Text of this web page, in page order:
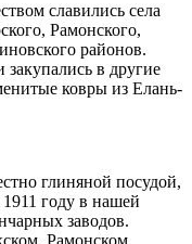
славились села
Рамонского,
районов.
в другие
ковры из Елань-
глиняной посудой,
году в нашей
заводов.